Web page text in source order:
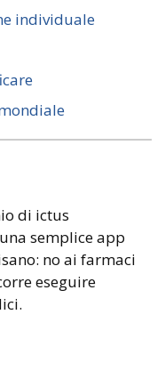
individuale
di ictus
semplice app
no ai farmaci
eseguire